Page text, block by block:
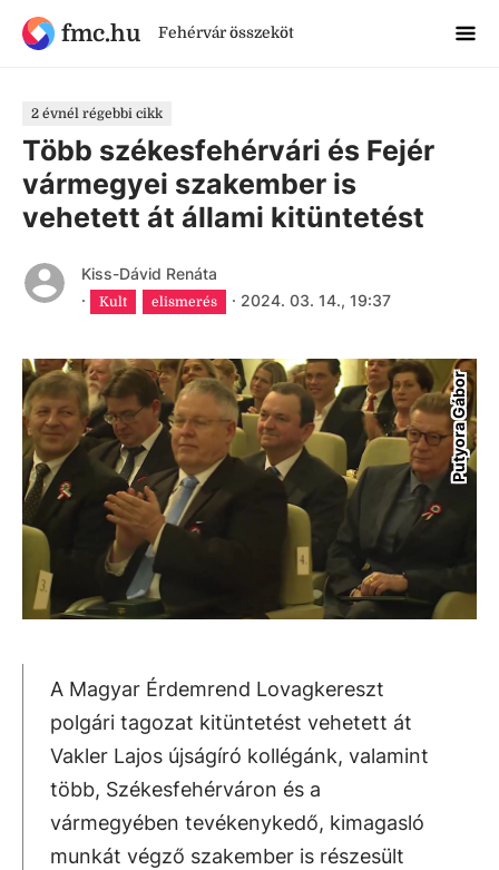
fmc.hu Fehérvár összeköt
2 évnél régebbi cikk
Több székesfehérvári és Fejér
vármegyei szakember is
vehetett át állami kitüntetést
Kiss-Dávid Renáta
·
Kult elismerés · 2024. 03. 14., 19:37
Putyora Gábor
A Magyar Érdemrend Lovagkereszt
polgári tagozat kitüntetést vehetett át
Vakler Lajos újságíró kollégánk, valamint
több, Székesfehérváron és a
vármegyében tevékenykedő, kimagasló
munkát végző szakember is részesült